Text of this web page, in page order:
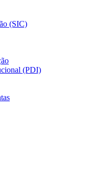
(SIC)
(PDI)